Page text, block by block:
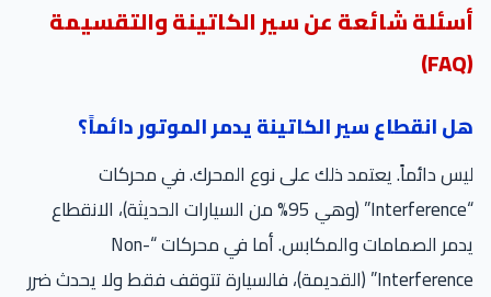
أسئلة شائعة عن سير الكاتينة والتقسيمة
(FAQ)
هل انقطاع سير الكاتينة يدمر الموتور دائماً؟
ليس دائماً. يعتمد ذلك على نوع المحرك. في محركات
“Interference” (وهي 95% من السيارات الحديثة)، الانقطاع
يدمر الصمامات والمكابس. أما في محركات “Non-
Interference” (القديمة)، فالسيارة تتوقف فقط ولا يحدث ضرر